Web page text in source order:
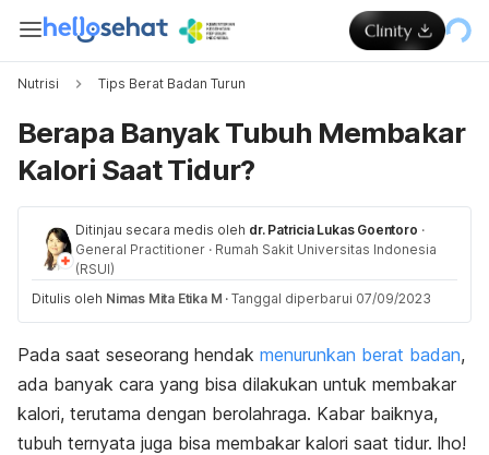
Nutrisi Tips Berat Badan Turun
Berapa Banyak Tubuh Membakar
Kalori Saat Tidur?
Ditinjau secara medis oleh dr. Patricia Lukas Goentoro ·
General Practitioner · Rumah Sakit Universitas Indonesia
(RSUI)
Ditulis oleh Nimas Mita Etika M · Tanggal diperbarui 07/09/2023
Pada saat seseorang hendak menurunkan berat badan,
ada banyak cara yang bisa dilakukan untuk membakar
kalori, terutama dengan berolahraga. Kabar baiknya,
tubuh ternyata juga bisa membakar kalori saat tidur. lho!